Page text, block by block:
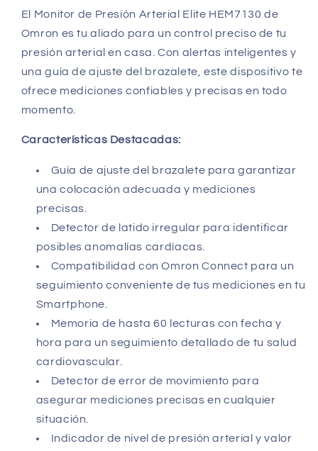
El Monitor de Presión Arterial Elite HEM7130 de
Omron es tu aliado para un control preciso de tu
presión arterial en casa. Con alertas inteligentes y
una guía de ajuste del brazalete, este dispositivo te
ofrece mediciones confiables y precisas en todo
momento.
Características Destacadas:
Guía de ajuste del brazalete para garantizar
una colocación adecuada y mediciones
precisas.
Detector de latido irregular para identificar
posibles anomalías cardíacas.
Compatibilidad con Omron Connect para un
seguimiento conveniente de tus mediciones en tu
Smartphone.
Memoria de hasta 60 lecturas con fecha y
hora para un seguimiento detallado de tu salud
cardiovascular.
Detector de error de movimiento para
asegurar mediciones precisas en cualquier
situación.
Indicador de nivel de presión arterial y valor